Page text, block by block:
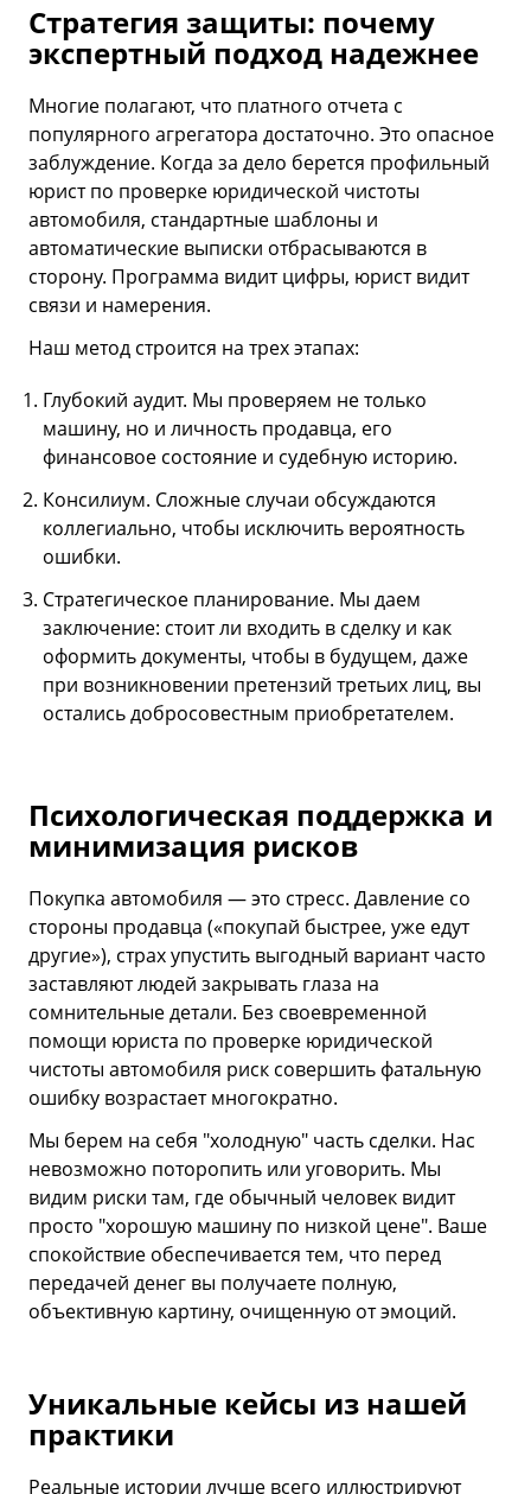
Стратегия защиты: почему
экспертный подход надежнее
Многие полагают, что платного отчета с
популярного агрегатора достаточно. Это опасное
заблуждение. Когда за дело берется профильный
юрист по проверке юридической чистоты
автомобиля, стандартные шаблоны и
автоматические выписки отбрасываются в
сторону. Программа видит цифры, юрист видит
связи и намерения.
Наш метод строится на трех этапах:
Глубокий аудит. Мы проверяем не только
машину, но и личность продавца, его
финансовое состояние и судебную историю.
Консилиум. Сложные случаи обсуждаются
коллегиально, чтобы исключить вероятность
ошибки.
Стратегическое планирование. Мы даем
заключение: стоит ли входить в сделку и как
оформить документы, чтобы в будущем, даже
при возникновении претензий третьих лиц, вы
остались добросовестным приобретателем.
Психологическая поддержка и
минимизация рисков
Покупка автомобиля — это стресс. Давление со
стороны продавца («покупай быстрее, уже едут
другие»), страх упустить выгодный вариант часто
заставляют людей закрывать глаза на
сомнительные детали. Без своевременной
помощи юриста по проверке юридической
чистоты автомобиля риск совершить фатальную
ошибку возрастает многократно.
Мы берем на себя "холодную" часть сделки. Нас
невозможно поторопить или уговорить. Мы
видим риски там, где обычный человек видит
просто "хорошую машину по низкой цене". Ваше
спокойствие обеспечивается тем, что перед
передачей денег вы получаете полную,
объективную картину, очищенную от эмоций.
Уникальные кейсы из нашей
практики
Реальные истории лучше всего иллюстрируют